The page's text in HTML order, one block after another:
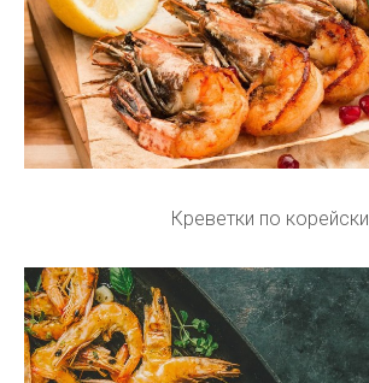
Креветки по корейски